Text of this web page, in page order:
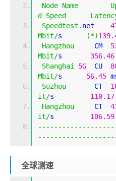
Node Name
d Speed
Speedtest . net
Mbit/s (*)
Hangzhou
     CM
Mbit/s 356.46
Shanghai
5G
  CU
Mbit/s 56.45
Suzhou
       CT
it/s 110.17
Hangzhou
     CT
it/s 106.59
全球测速